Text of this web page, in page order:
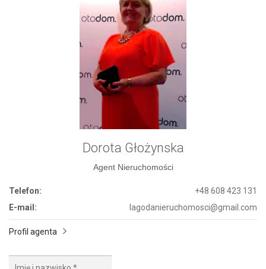
Dorota Głożynska
Agent Nieruchomości
Telefon:
+48 608 423 131
E-mail:
lagodanieruchomosci@gmail.com
Profil agenta